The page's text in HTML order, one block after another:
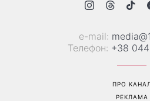
е-mail:
Телефон: +38
ПРО
РЕКЛАМА